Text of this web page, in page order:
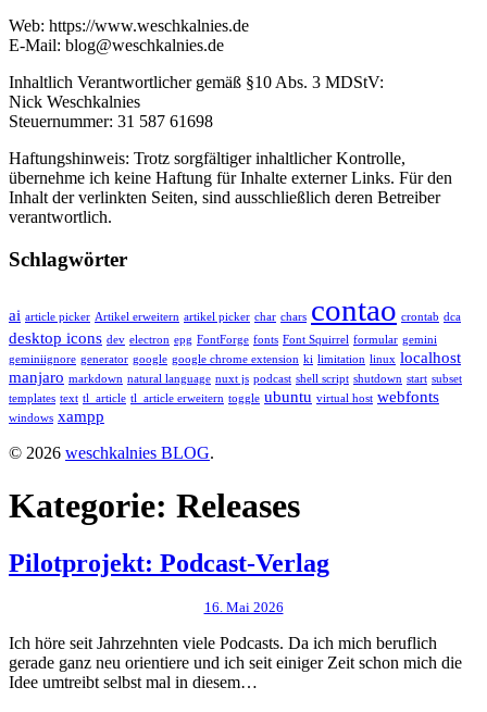
Web: https://www.weschkalnies.de
E-Mail: blog@weschkalnies.de
Inhaltlich Verantwortlicher gemäß §10 Abs. 3 MDStV:
Nick Weschkalnies
Steuernummer: 31 587 61698
Haftungshinweis: Trotz sorgfältiger inhaltlicher Kontrolle,
übernehme ich keine Haftung für Inhalte externer Links. Für den
Inhalt der verlinkten Seiten, sind ausschließlich deren Betreiber
verantwortlich.
Schlagwörter
ai article picker Artikel erweitern artikel picker char chars contao crontab dca
desktop icons dev electron epg FontForge fonts Font Squirrel formular gemini
geminiignore generator google google chrome extension ki limitation linux localhost
manjaro markdown natural language nuxt js podcast shell script shutdown start subset
templates text tl_article tl_article erweitern toggle ubuntu virtual host webfonts
windows xampp
© 2026 weschkalnies BLOG.
Kategorie: Releases
Pilotprojekt: Podcast-Verlag
16. Mai 2026
Ich höre seit Jahrzehnten viele Podcasts. Da ich mich beruflich
gerade ganz neu orientiere und ich seit einiger Zeit schon mich die
Idee umtreibt selbst mal in diesem…